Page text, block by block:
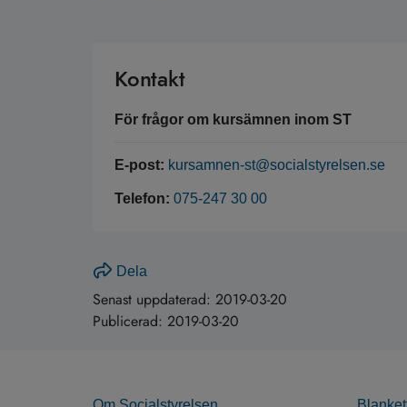
Kontakt
För frågor om kursämnen inom ST
E-post: kursamnen-st@socialstyrelsen.se
Telefon: 075-247 30 00
Dela
Senast uppdaterad: 2019-03-20
Publicerad: 2019-03-20